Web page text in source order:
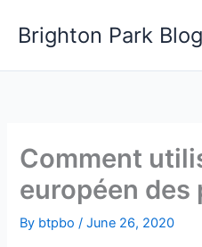
Brighton Park Blog
Comment
européen des
By btpbo/June 26, 2020